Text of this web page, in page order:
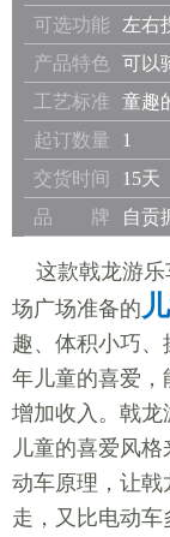
可选功能
左右
产品特色
可以
工艺标准
童趣
起订数量
1
交货时间
15天
品 牌
自贡
这款戟龙游乐
场广场准备的
趣、体积小巧
年儿童的喜爱，
增加收入。戟龙
儿童的喜爱风
动车原理，让
走，又比电动车